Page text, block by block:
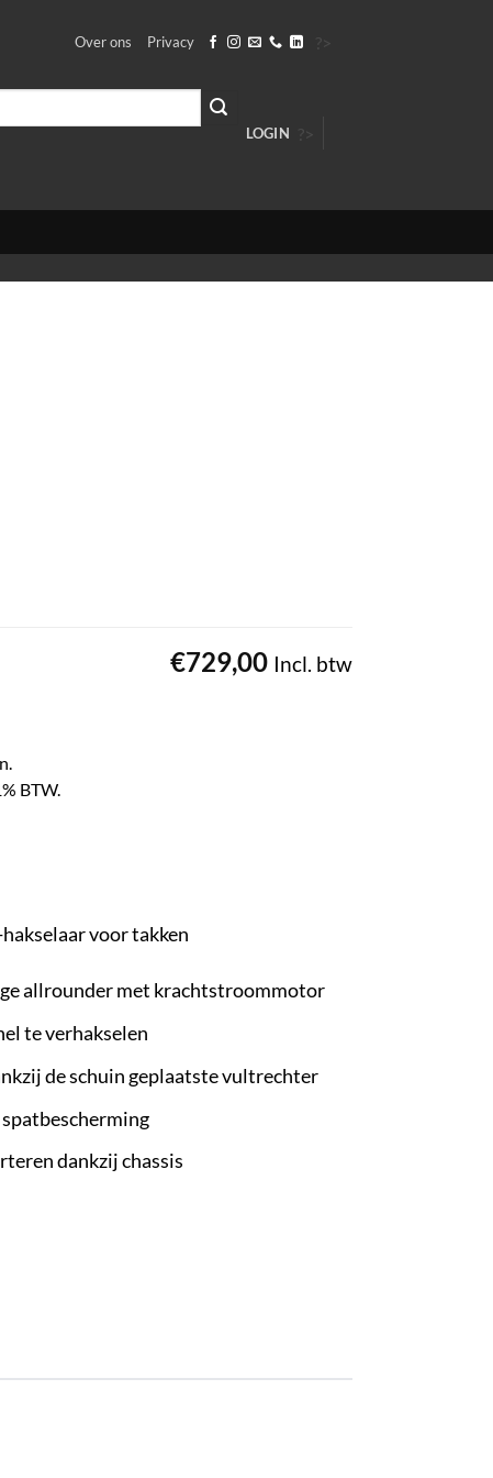
Over ons Privacy
?>
LOGIN ?>
€729,00 Incl. btw
BTW.
voor takken
allrounder met krachtstroommotor
te verhakselen
de schuin geplaatste vultrechter
dankzij chassis